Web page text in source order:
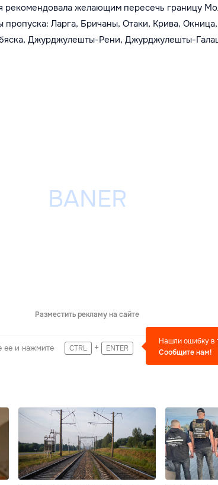
рекомендовала желающим пересечь границу
пропуска: Ларга, Бричаны, Отаки, Крива,
Джурджулешты-Рени, Джурджулешты-
Разместить рекламу на сайте
ее и нажмите CTRL + ENTER
Нашли ошибку в
Сообщите нам!